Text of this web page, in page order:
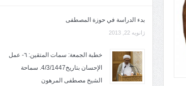
بدء الدراسة في حوزة المصطفى
ژانویه 22, 2013
خطبة الجمعة: سمات المتقين: ٦- عمل
الإحسان بتاريخ4/3/1447. سماحة
الشيخ مصطفى المرهون